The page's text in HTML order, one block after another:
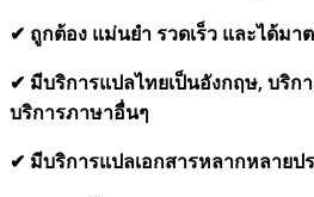
✔ ถูกต้อง แม่นยำ รวดเร็ว และได้มา
✔ มีบริการแปลไทยเป็นอังกฤษ, บริก
บริการภาษาอื่นๆ
✔ มีบริการแปลเอกสารหลากหลายป